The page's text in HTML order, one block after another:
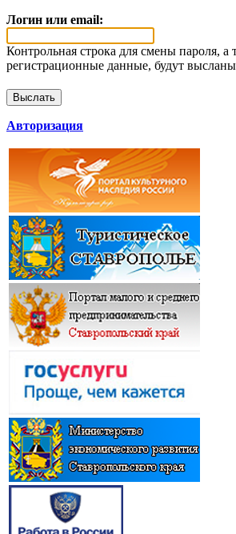
Логин или email:
Контрольная строка для смены пароля, а
регистрационные данные, будут
Авторизация